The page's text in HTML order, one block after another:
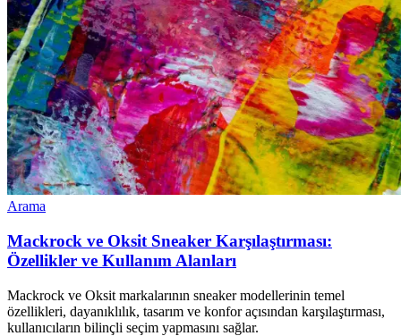
Arama
Mackrock ve Oksit Sneaker Karşılaştırması:
Özellikler ve Kullanım Alanları
Mackrock ve Oksit markalarının sneaker modellerinin temel
özellikleri, dayanıklılık, tasarım ve konfor açısından karşılaştırması,
kullanıcıların bilinçli seçim yapmasını sağlar.